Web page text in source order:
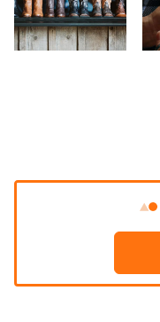
Crescent Down Works
FERNAND LEATHER